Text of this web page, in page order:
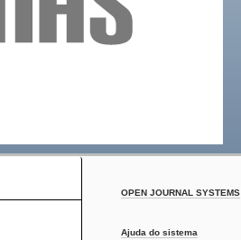
OPEN JOURNAL SYSTEMS
Ajuda do sistema